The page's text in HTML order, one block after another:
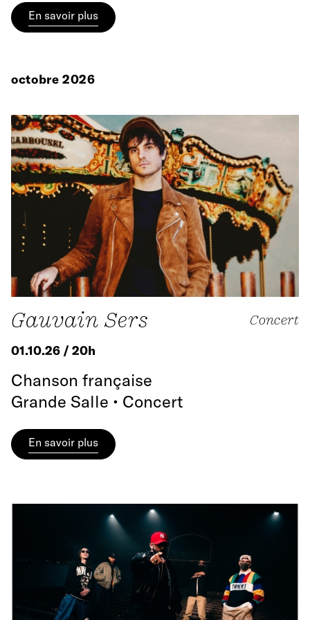
En savoir plus
octobre 2026
Gauvain Sers Concert
01.10.26 / 20h
Chanson française
Grande Salle • Concert
En savoir plus